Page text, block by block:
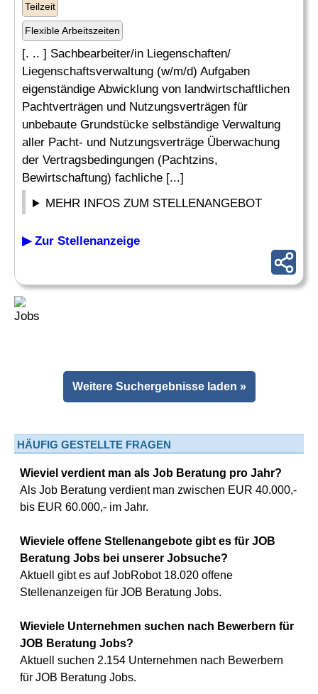
Teilzeit
Flexible Arbeitszeiten
[. .. ] Sachbearbeiter/in Liegenschaften/
Liegenschaftsverwaltung (w/m/d) Aufgaben
eigenständige Abwicklung von landwirtschaftlichen
Pachtverträgen und Nutzungsverträgen für
unbebaute Grundstücke selbständige Verwaltung
aller Pacht- und Nutzungsverträge Überwachung
der Vertragsbedingungen (Pachtzins,
Bewirtschaftung) fachliche [...]
MEHR INFOS ZUM STELLENANGEBOT
▶ Zur Stellenanzeige
Weitere Suchergebnisse laden »
HÄUFIG GESTELLTE FRAGEN
Wieviel verdient man als Job Beratung pro Jahr?
Als Job Beratung verdient man zwischen EUR 40.000,-
bis EUR 60.000,- im Jahr.
Wieviele offene Stellenangebote gibt es für JOB
Beratung Jobs bei unserer Jobsuche?
Aktuell gibt es auf JobRobot 18.020 offene
Stellenanzeigen für JOB Beratung Jobs.
Wieviele Unternehmen suchen nach Bewerbern für
JOB Beratung Jobs?
Aktuell suchen 2.154 Unternehmen nach Bewerbern
für JOB Beratung Jobs.